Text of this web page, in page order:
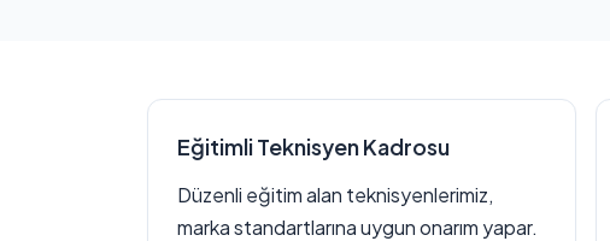
Eğitimli Teknisyen Kadrosu
Düzenli eğitim alan teknisyenlerimiz,
marka standartlarına uygun onarım yapar.